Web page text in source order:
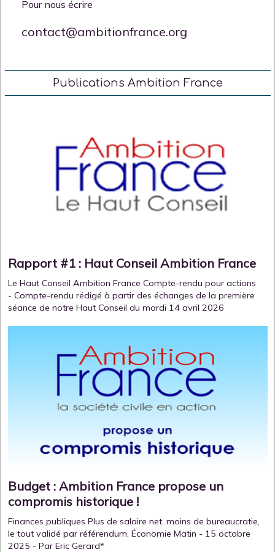
Pour nous écrire
contact@ambitionfrance.org
Publications Ambition France
Rapport #1 : Haut Conseil Ambition France
Le Haut Conseil Ambition France Compte-rendu pour actions
- Compte-rendu rédigé à partir des échanges de la première
séance de notre Haut Conseil du mardi 14 avril 2026
Budget : Ambition France propose un
compromis historique !
Finances publiques Plus de salaire net, moins de bureaucratie,
le tout validé par référendum. Économie Matin - 15 octobre
2025 - Par Eric Gerard*